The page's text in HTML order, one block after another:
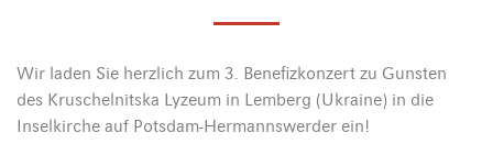
Wir laden Sie herzlich zum 3. Benefizkonzert zu Gunsten
des Kruschelnitska Lyzeum in Lemberg (Ukraine) in die
Inselkirche auf Potsdam-Hermannswerder ein!